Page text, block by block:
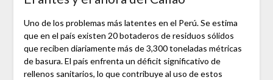
Uno de los problemas más latentes en el Perú. Se estima
que en el país existen 20 botaderos de residuos sólidos
que reciben diariamente más de 3,300 toneladas métricas
de basura. El país enfrenta un déficit significativo de
rellenos sanitarios, lo que contribuye al uso de estos